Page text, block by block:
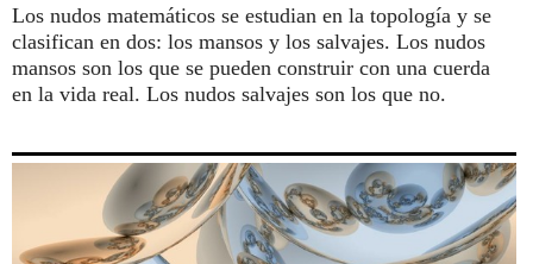
나머지 보기...
Los nudos matemáticos se estudian en la topología y se
clasifican en dos: los mansos y los salvajes. Los nudos
mansos son los que se pueden construir con una cuerda
en la vida real. Los nudos salvajes son los que no.